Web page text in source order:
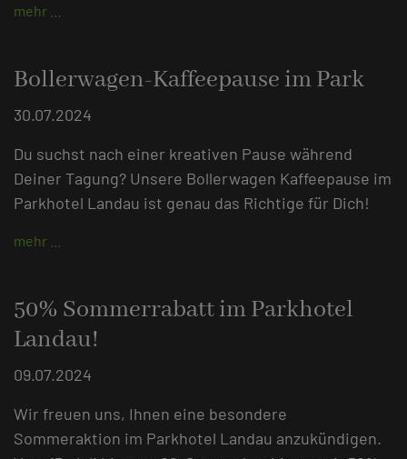
mehr …
Bollerwagen-Kaffeepause im Park
30.07.2024
Du suchst nach einer kreativen Pause während
Deiner Tagung? Unsere Bollerwagen Kaffeepause im
Parkhotel Landau ist genau das Richtige für Dich!
mehr …
50% Sommerrabatt im Parkhotel
Landau!
09.07.2024
Wir freuen uns, Ihnen eine besondere
Sommeraktion im Parkhotel Landau anzukündigen.